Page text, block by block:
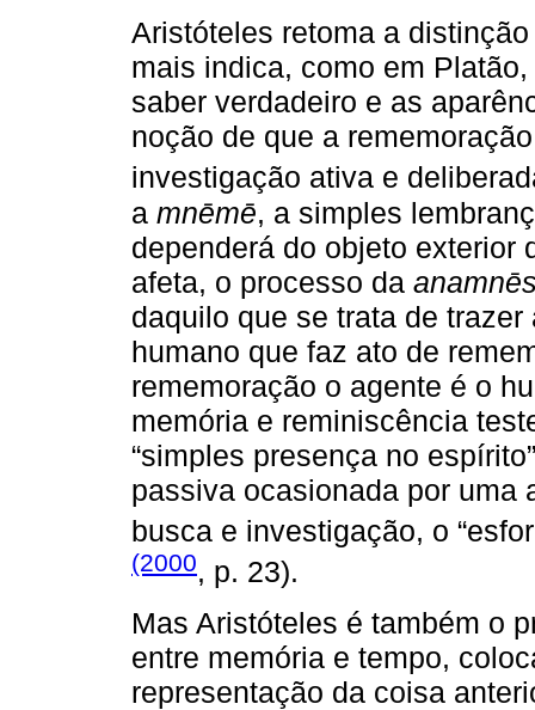
Aristóteles retoma a
mais indica, como em
saber verdadeiro e as
noção de que a
investigação ativa e
a mnēmē, a simples
dependerá do objeto exterior
afeta, o processo da
daquilo que se trata de
humano que faz ato de
rememoração o agente é o
memória e reminiscência
“simples presença no
passiva ocasionada por uma
busca e investigação, o
(2000, p. 23).
Mas Aristóteles é também o
entre memória e tempo,
representação da coisa